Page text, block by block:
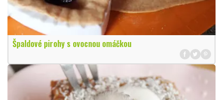
Špaldové pirohy s ovocnou omáčkou